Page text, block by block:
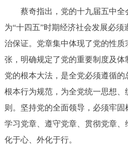
政民互动
12345网上接诉即办 我要
参与调查 在线访谈
走进北京
北京概况 十六区概
蔡奇指出，党的十九届五中全
为“十四五”时期经济社会发展必
治保证。党章集中体现了党的性
张，明确规定了党的重要制度及体
党的根本大法，是全党必须遵循
根本行为规范，为全党统一思想
则。坚持党的全面领导，必须牢
学习党章、遵守党章、贯彻党章
化于心、外化于行。